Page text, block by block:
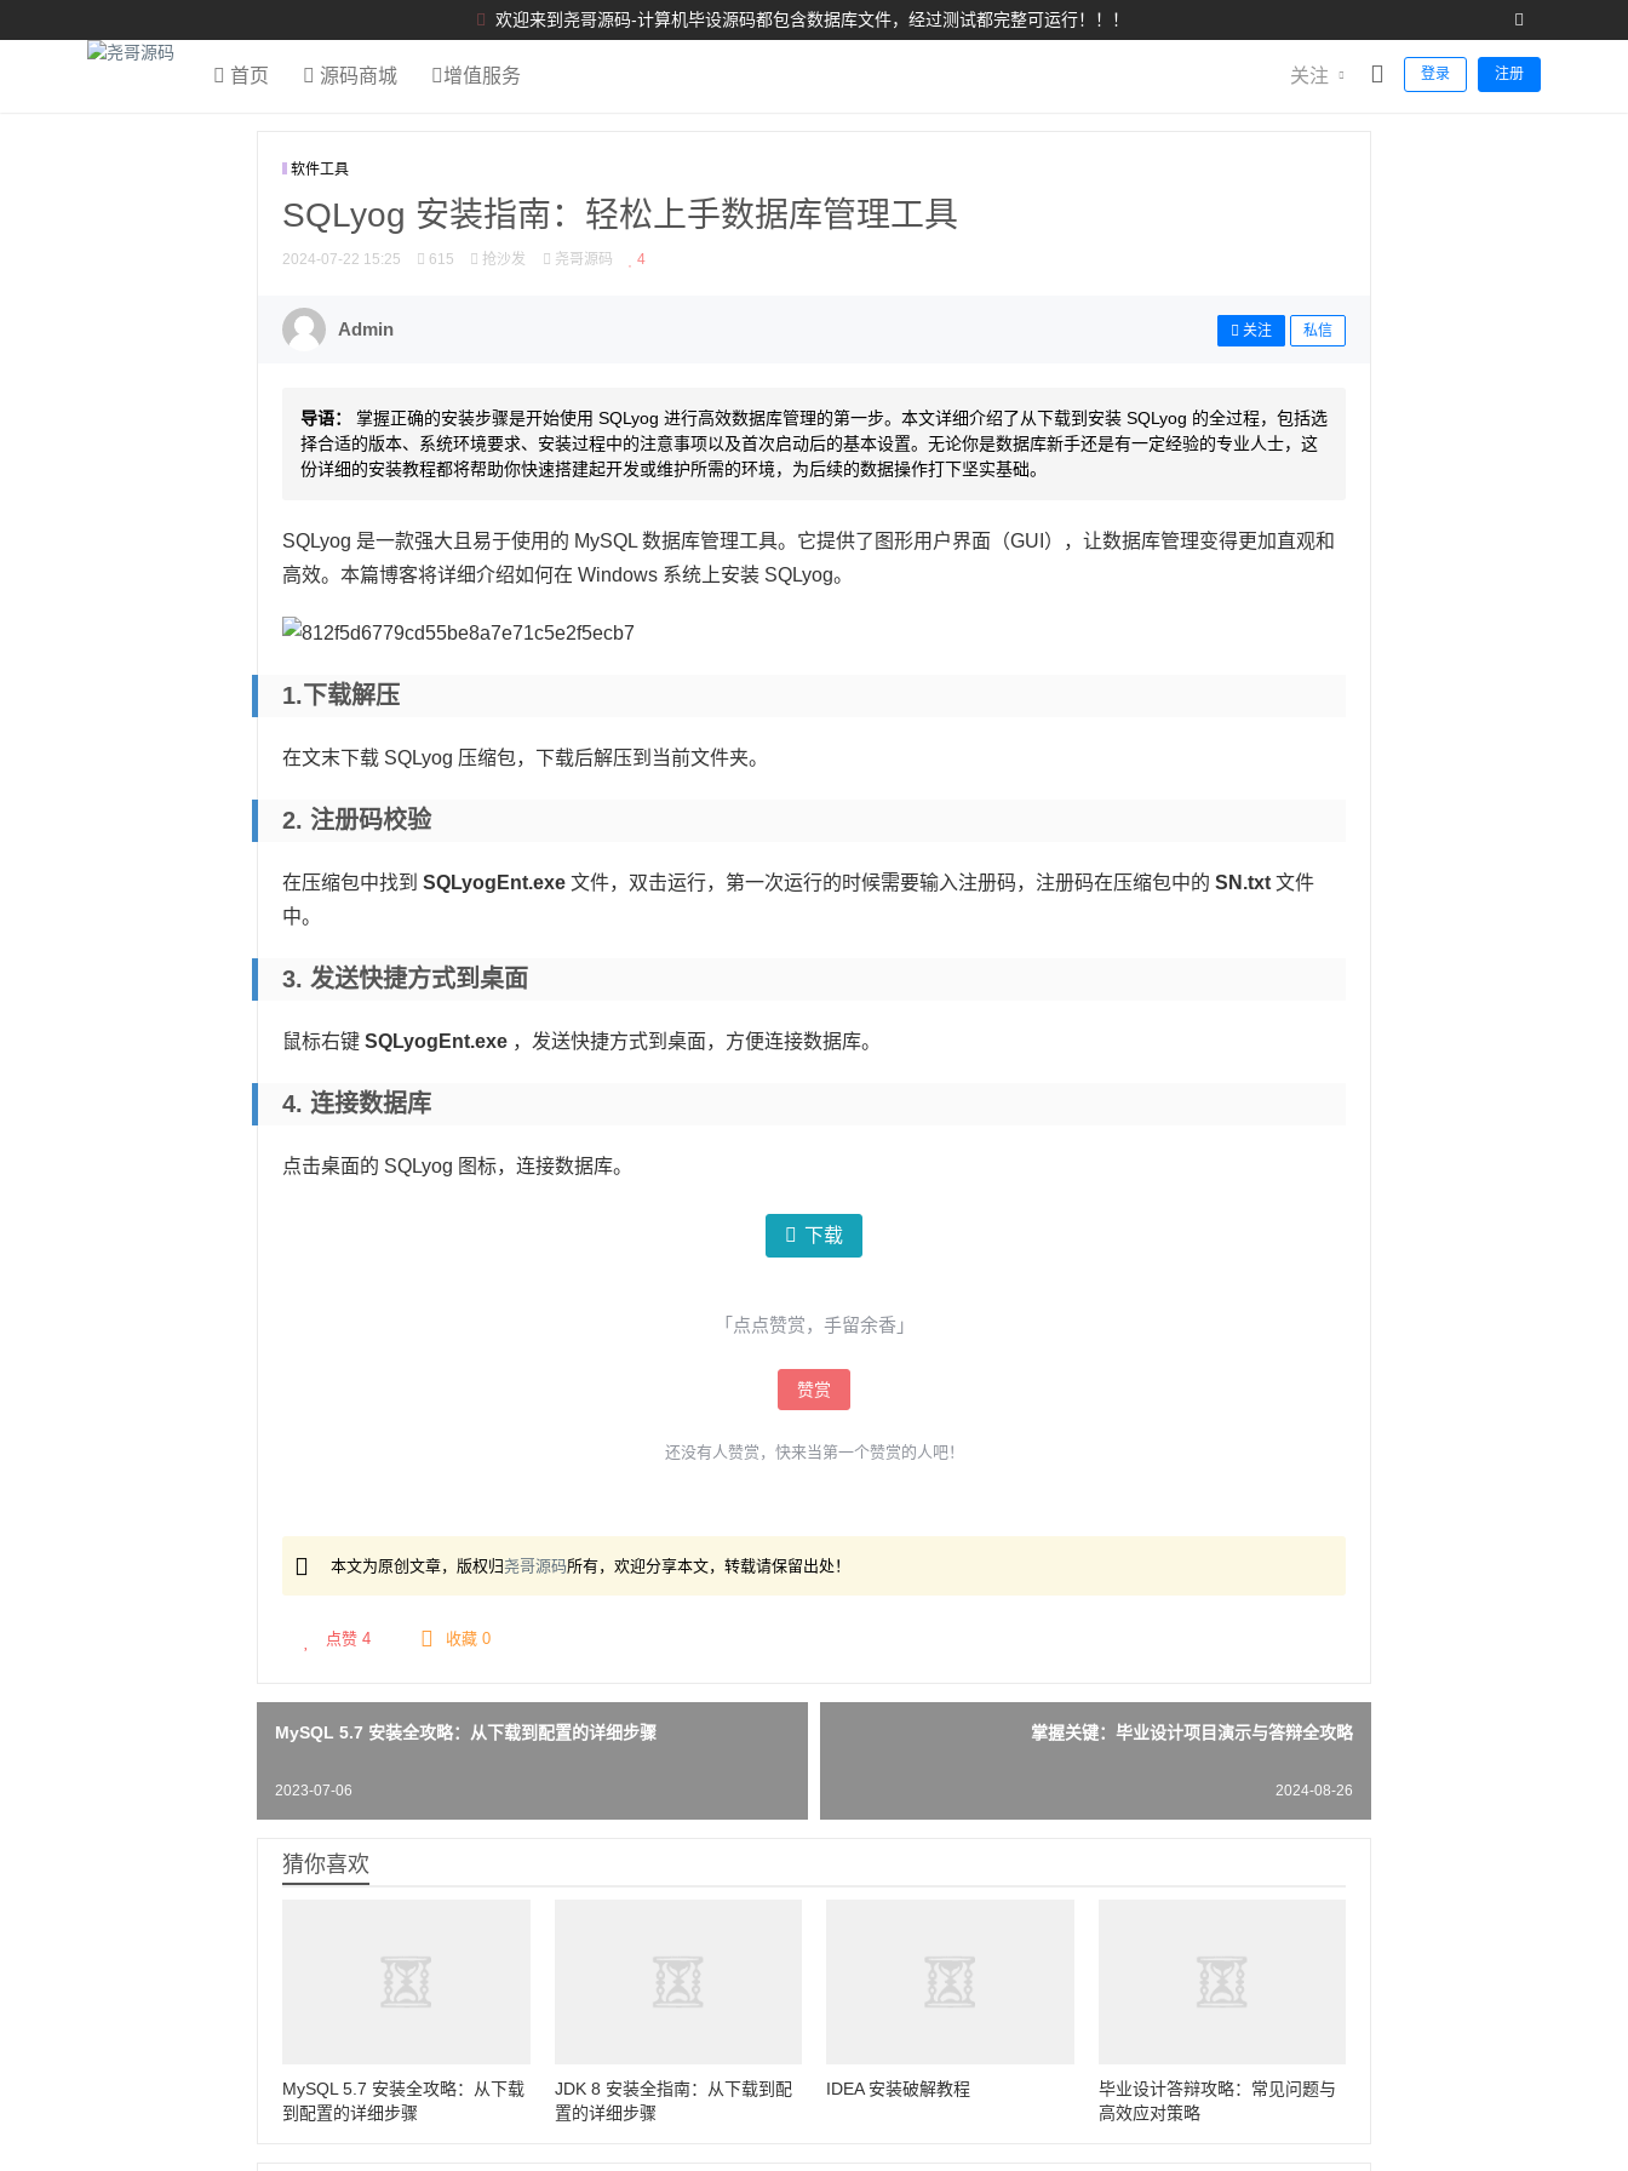
欢迎来到尧哥源码-计算机毕设源码都包含数据库文件，经过测试都完整可运行！！！
登录 注册
关注
首页 源码商城 增值服务
软件工具
SQLyog 安装指南：轻松上手数据库管理工具
2024-07-22 15:25 615 抢沙发 尧哥源码 4
Admin 关注 私信
导语：
掌握正确的安装步骤是开始使用 SQLyog 进行高效数据库管理的第一步。本文详细介绍了从下载到安装 SQLyog 的全过程，包括选
择合适的版本、系统环境要求、安装过程中的注意事项以及首次启动后的基本设置。无论你是数据库新手还是有一定经验的专业人士，这
份详细的安装教程都将帮助你快速搭建起开发或维护所需的环境，为后续的数据操作打下坚实基础。
SQLyog 是一款强大且易于使用的 MySQL 数据库管理工具。它提供了图形用户界面（GUI），让数据库管理变得更加直观和
高效。本篇博客将详细介绍如何在 Windows 系统上安装 SQLyog。
1.下载解压
在文末下载 SQLyog 压缩包，下载后解压到当前文件夹。
2. 注册码校验
在压缩包中找到 SQLyogEnt.exe 文件，双击运行，第一次运行的时候需要输入注册码，注册码在压缩包中的 SN.txt 文件
中。
3. 发送快捷方式到桌面
鼠标右键 SQLyogEnt.exe ，发送快捷方式到桌面，方便连接数据库。
4. 连接数据库
点击桌面的 SQLyog 图标，连接数据库。
下载
「点点赞赏，手留余香」
赞赏
还没有人赞赏，快来当第一个赞赏的人吧！
本文为原创文章，版权归 尧哥源码所有，欢迎分享本文，转载请保留出处！
点赞 4 收藏 0
MySQL 5.7 安装全攻略：从下载到配置的详细步骤
2023-07-06
掌握关键：毕业设计项目演示与答辩全攻略
2024-08-26
猜你喜欢
MySQL 5.7 安装全攻略：从下载
到配置的详细步骤
JDK 8 安装全指南：从下载到配
置的详细步骤
IDEA 安装破解教程
毕业设计答辩攻略：常见问题与
高效应对策略